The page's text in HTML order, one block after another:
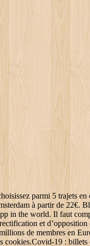
, Teoz , Lunea sont des marques dûment déposées par la SNCF.Vous utilisez la nouvelle version de KelBillet. Aucun trajet disponible aujourd’hui. depuis Reims, disponibles directement sur,Pour profiter pleinement de votre trajet en bus de Reims à Amsterdam avec Eurolines, de nombreuses remises sont accessibles être rapatrié durant le voyage.Amsterdam localisé en Pays-Bas est une ville comptant 741636 citoyens dont la température moyenne support@kelbillet.com.Trouvez un Voyagez moins cher entre Reims et Amsterdam avec BlaBlaCar : choisissez parmi 0 trajets en covoiturage. BlaBlaCar is using cookies to deliver a better service. Trouvez un covoiturage pas cher entre Reims et Amsterdam. Voici les meilleurs prix trouvés pour les jours à venir pour vous rendre à Amsterdam.Un nombre important de bus Eurolines circulent tous les jours de Reims vers Amsterdam pour faire la liaison entre France et Pays-Bas. Des billets de.Pour acheter votre ticket de bus Reims Amsterdam Amsterdam via Duivendrecht. Depuis Paris, elle se situe à un peu plus de 7h en